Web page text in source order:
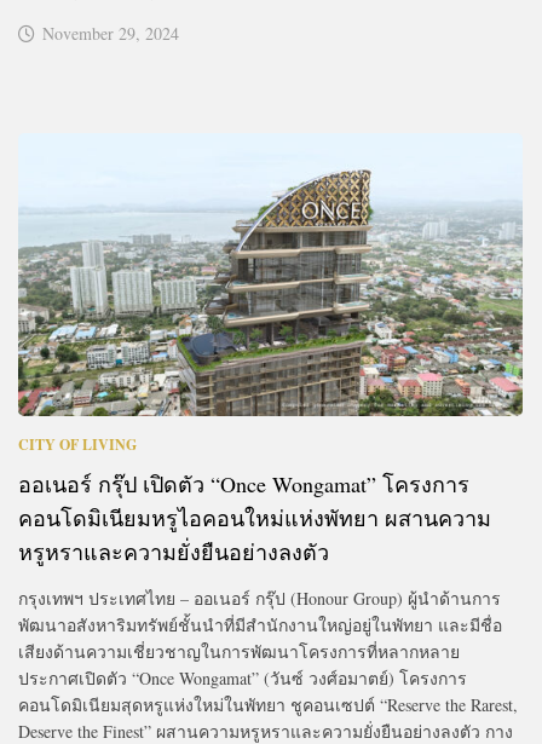
November 29, 2024
CITY OF LIVING
ออเนอร์ กรุ๊ป เปิดตัว “Once Wongamat” โครงการ
คอนโดมิเนียมหรูไอคอนใหม่แห่งพัทยา ผสานความ
หรูหราและความยั่งยืนอย่างลงตัว
กรุงเทพฯ ประเทศไทย – ออเนอร์ กรุ๊ป (Honour Group) ผู้นำด้านการ
พัฒนาอสังหาริมทรัพย์ชั้นนำที่มีสำนักงานใหญ่อยู่ในพัทยา และมีชื่อ
เสียงด้านความเชี่ยวชาญในการพัฒนาโครงการที่หลากหลาย
ประกาศเปิดตัว “Once Wongamat” (วันซ์ วงศ์อมาตย์) โครงการ
คอนโดมิเนียมสุดหรูแห่งใหม่ในพัทยา ชูคอนเซปต์ “Reserve the Rarest,
Deserve the Finest” ผสานความหรูหราและความยั่งยืนอย่างลงตัว กาง